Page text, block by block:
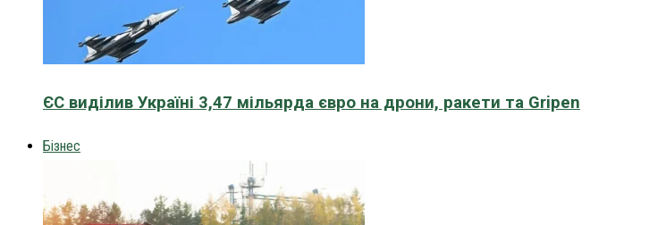
ЄС виділив Україні 3,47 мільярда євро на дрони, ракети та Gripen
Бізнес